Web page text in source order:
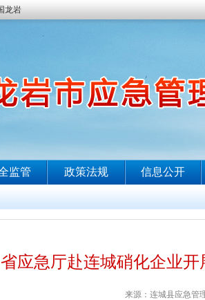
省应急厅赴连城硝化企业
来源：连城县应急管